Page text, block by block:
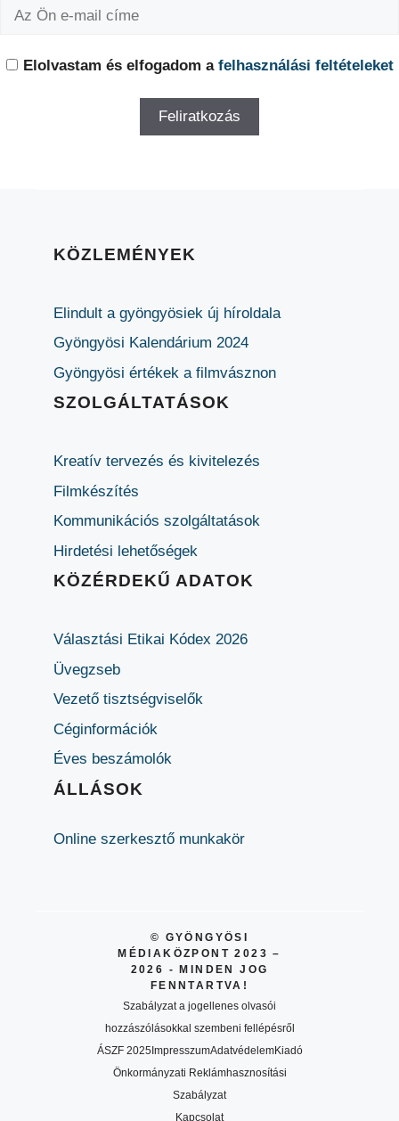
Elolvastam és elfogadom a felhasználási feltételeket
KÖZLEMÉNYEK
Elindult a gyöngyösiek új híroldala
Gyöngyösi Kalendárium 2024
Gyöngyösi értékek a filmvásznon
SZOLGÁLTATÁSOK
Kreatív tervezés és kivitelezés
Filmkészítés
Kommunikációs szolgáltatások
Hirdetési lehetőségek
KÖZÉRDEKŰ ADATOK
Választási Etikai Kódex 2026
Üvegzseb
Vezető tisztségviselők
Céginformációk
Éves beszámolók
ÁLLÁSOK
Online szerkesztő munkakör
© GYÖNGYÖSI
MÉDIAKÖZPONT 2023 –
2026 - MINDEN JOG
FENNTARTVA!
Szabályzat a jogellenes olvasói
hozzászólásokkal szembeni fellépésről
ÁSZF 2025ImpresszumAdatvédelemKiadó
Önkormányzati Reklámhasznosítási
Szabályzat
Kapcsolat